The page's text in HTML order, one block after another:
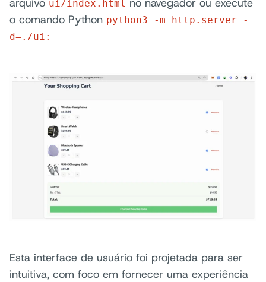
ui/index.html
o comando Python python3 -m http.server -
d=./ui:
Esta interface de usuário foi projetada para ser
intuitiva, com foco em fornecer uma experiência